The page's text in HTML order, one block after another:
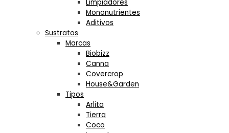
Limpiadores
Mononutrientes
Aditivos
Sustratos
Marcas
Biobizz
Canna
Covercrop
House&Garden
Tipos
Arlita
Tierra
Coco